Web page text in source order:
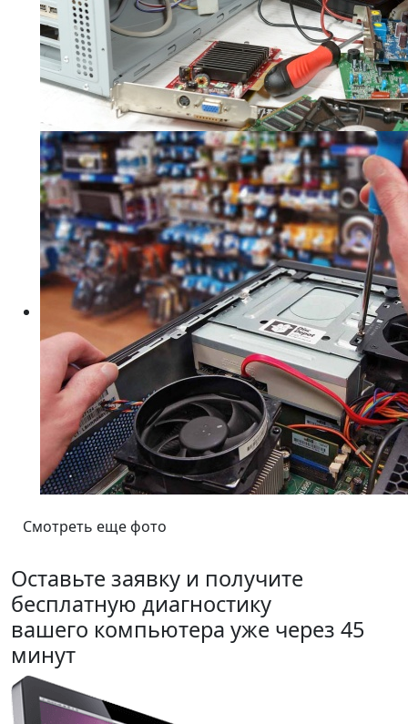
Смотреть еще фото
Оставьте заявку и получите
бесплатную диагностику
вашего компьютера уже через 45
минут